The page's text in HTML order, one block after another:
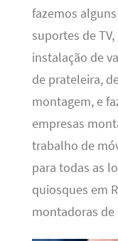
fazemos
suportes de
instalação de
de prateleira,
montagem, e
empresas
trabalho de
para todas as
quiosques em
montadoras de